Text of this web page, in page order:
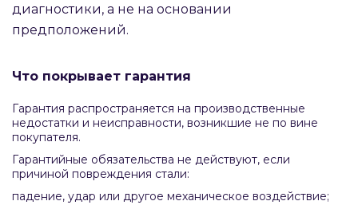
диагностики, а не на основании
предположений.
Что покрывает гарантия
Гарантия распространяется на производственные
недостатки и неисправности, возникшие не по вине
покупателя.
Гарантийные обязательства не действуют, если
причиной повреждения стали:
падение, удар или другое механическое воздействие;